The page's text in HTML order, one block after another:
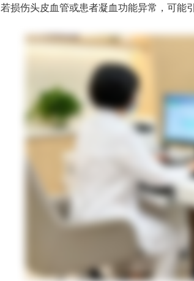
若损伤头皮血管或患者凝血功能异常，可能